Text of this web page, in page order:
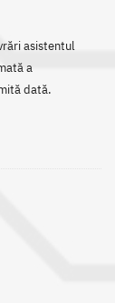
asistentul
a
dată.